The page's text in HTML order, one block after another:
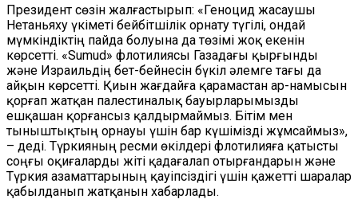
Президент сөзін жалғастырып: «Геноцид жасаушы
Нетаньяху үкіметі бейбітшілік орнатутүгілі, ондай
мүмкіндіктің пайда болуына да төзімі жоқ екенін
көрсетті. «Sumud» флотилиясы Газадағы қырғынды
және Израильдің бет-бейнесін бүкіл әлемге тағы да
айқын көрсетті. Қиын жағдайға қарамастан ар-намысын
қорғап жатқан палестиналық бауырларымызды
ешқашан қорғансыз қалдырмаймыз. Бітім мен
тыныштықтың орнауы үшін бар күшімізді жұмсаймыз»,
– деді. Түркияның ресми өкілдері флотилияға қатысты
соңғы оқиғаларды жіті қадағалап отырғандарын және
Түркия азаматтарының қауіпсіздігі үшін қажетті шаралар
қабылданып жатқанын хабарлады.